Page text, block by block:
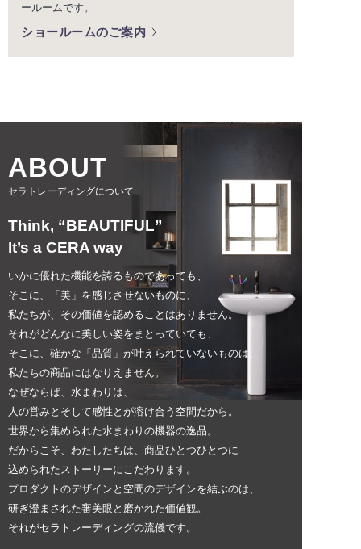
ールームです。
ショールームのご案内
ABOUT
セラトレーディングについて
Think, “BEAUTIFUL”
It’s a CERA way
いかに優れた機能を誇るものであっても、
そこに、「美」を感じさせないものに、
私たちが、その価値を認めることはありません。
それがどんなに美しい姿をまとっていても、
そこに、確かな「品質」が叶えられていないものは、
私たちの商品にはなりえません。
なぜならば、水まわりは、
人の営みとそして感性とが溶け合う空間だから。
世界から集められた水まわりの機器の逸品。
だからこそ、わたしたちは、商品ひとつひとつに
込められたストーリーにこだわります。
プロダクトのデザインと空間のデザインを結ぶのは、
研ぎ澄まされた審美眼と磨かれた価値観。
それがセラトレーディングの流儀です。